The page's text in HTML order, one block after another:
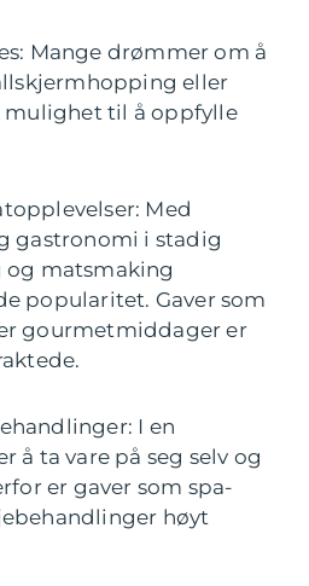
Mange drømmer om å
eller
til å oppfylle
Med
gastronomi i stadig
og matsmaking
popularitet. Gaver som
gourmetmiddager er
I en
å ta vare på seg selv og
er gaver som spa-
høyt